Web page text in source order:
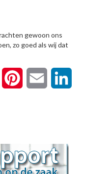
gewoon ons
zo goed als wij dat
Twitter Pinterest Email